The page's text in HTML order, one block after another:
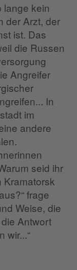
lange kein
der Arzt, der
ist. Das
die Russen
Angreifer
In
im
andere
seid ihr
Kramatorsk
frage
Weise, die
Antwort
wir...“